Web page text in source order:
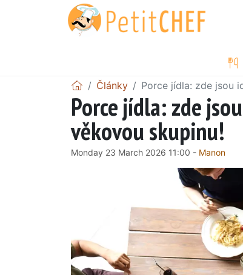
Články Porce jídla: zde jsou
Porce jídla: zde
věkovou skupinu!
Monday 23 March 2026 11:00 - Manon